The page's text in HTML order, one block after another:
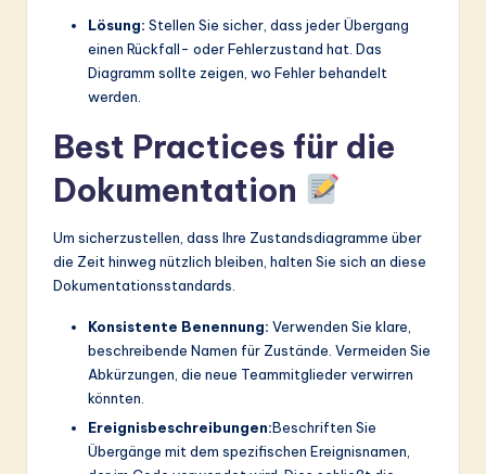
Lösung: Stellen Sie sicher, dass jeder Übergang
einen Rückfall- oder Fehlerzustand hat. Das
Diagramm sollte zeigen, wo Fehler behandelt
werden.
Best Practices für die
Dokumentation
Um sicherzustellen, dass Ihre Zustandsdiagramme über
die Zeit hinweg nützlich bleiben, halten Sie sich an diese
Dokumentationsstandards.
Konsistente Benennung: Verwenden Sie klare,
beschreibende Namen für Zustände. Vermeiden Sie
Abkürzungen, die neue Teammitglieder verwirren
könnten.
Ereignisbeschreibungen:Beschriften Sie
Übergänge mit dem spezifischen Ereignisnamen,